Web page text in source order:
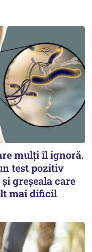
mulți îl ignoră.
test pozitiv
greșeala care
mai dificil